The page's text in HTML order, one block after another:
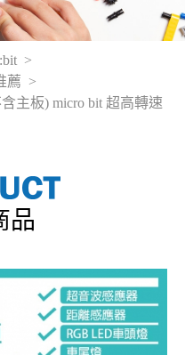
薦
主板) micro bit 超高轉速
品